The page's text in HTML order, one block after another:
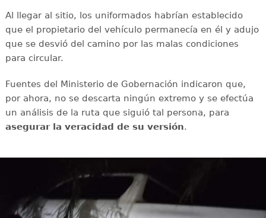
Al llegar al sitio, los uniformados habrían establecido
que el propietario del vehículo permanecía en él y adujo
que se desvió del camino por las malas condiciones
para circular.
Fuentes del Ministerio de Gobernación indicaron que,
por ahora, no se descarta ningún extremo y se efectúa
un análisis de la ruta que siguió tal persona, para
asegurar la veracidad de su versión.